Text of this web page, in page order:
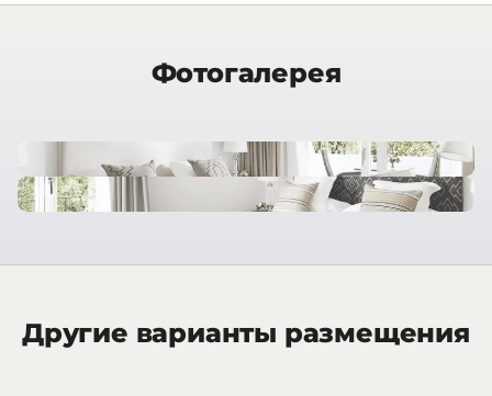
Фотогалерея
Другие варианты размещения